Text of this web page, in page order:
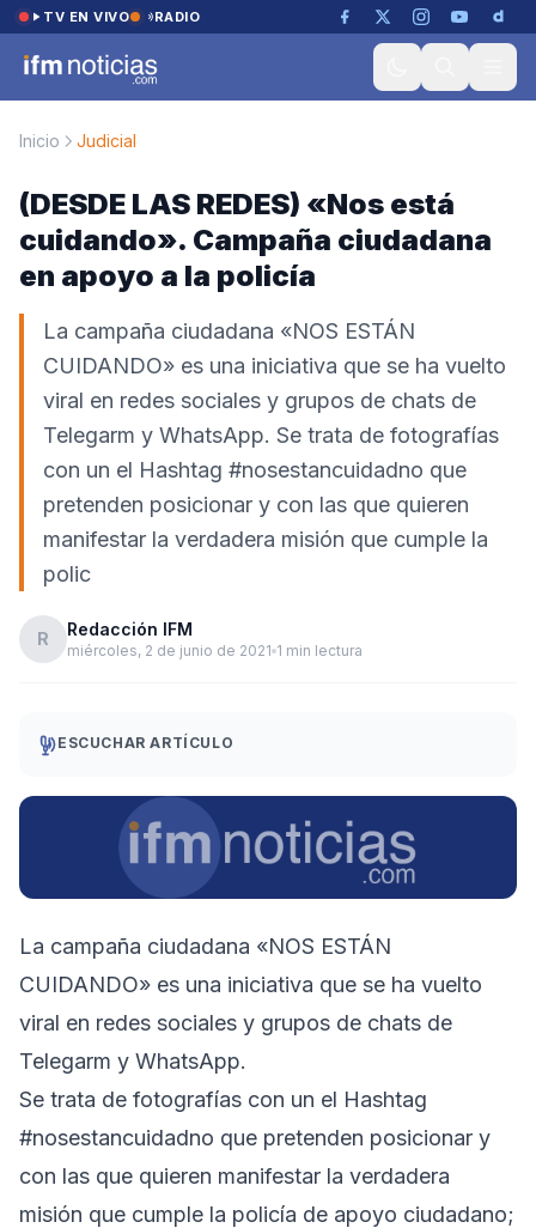
Saltar al contenido
TV EN VIVO RADIO
Inicio Judicial
(DESDE LAS REDES) «Nos está
cuidando». Campaña ciudadana
en apoyo a la policía
La campaña ciudadana «NOS ESTÁN
CUIDANDO» es una iniciativa que se ha vuelto
viral en redes sociales y grupos de chats de
Telegarm y WhatsApp. Se trata de fotografías
con un el Hashtag #nosestancuidadno que
pretenden posicionar y con las que quieren
manifestar la verdadera misión que cumple la
polic
R Redacción IFM
miércoles, 2 de junio de 2021 1 min lectura
ESCUCHAR ARTÍCULO
La campaña ciudadana «NOS ESTÁN
CUIDANDO» es una iniciativa que se ha vuelto
viral en redes sociales y grupos de chats de
Telegarm y WhatsApp.
Se trata de fotografías con un el Hashtag
#nosestancuidadno que pretenden posicionar y
con las que quieren manifestar la verdadera
misión que cumple la policía de apoyo ciudadano;